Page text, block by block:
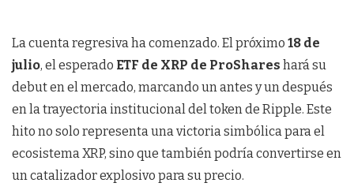
La cuenta regresiva ha comenzado. El próximo 18 de
julio, el esperado ETF de XRP de ProShares hará su
debut en el mercado, marcando un antes y un después
en la trayectoria institucional del token de Ripple. Este
hito no solo representa una victoria simbólica para el
ecosistema XRP, sino que también podría convertirse en
un catalizador explosivo para su precio.